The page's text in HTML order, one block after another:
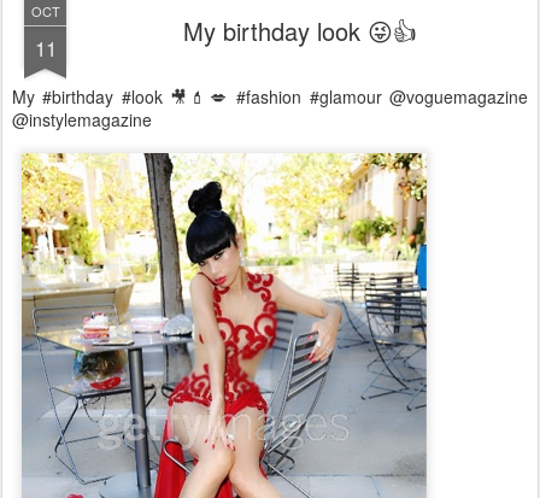
OCT
11 My birthday look 😜👍
My #birthday #look 🎥💄💋 #fashion #glamour @voguemagazine
@instylemagazine